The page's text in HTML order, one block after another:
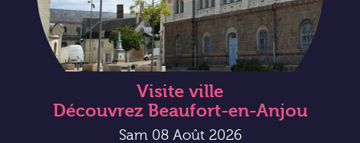
Visite ville
Découvrez Beaufort-en-Anjou
Sam 08 Août 2026